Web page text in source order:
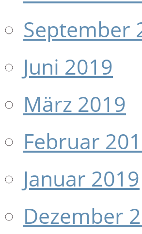
September
Juni 2019
März 2019
Februar
Januar 2019
Dezember